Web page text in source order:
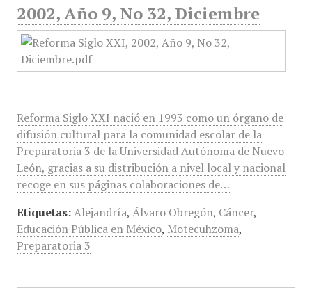
2002, Año 9, No 32, Diciembre
Reforma Siglo XXI nació en 1993 como un órgano de
difusión cultural para la comunidad escolar de la
Preparatoria 3 de la Universidad Autónoma de Nuevo
León, gracias a su distribución a nivel local y nacional
recoge en sus páginas colaboraciones de…
Etiquetas: Alejandría, Álvaro Obregón, Cáncer,
Educación Pública en México, Motecuhzoma,
Preparatoria 3